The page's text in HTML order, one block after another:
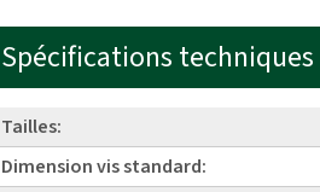
Spécifications techniques
Tailles:
Dimension vis standard: